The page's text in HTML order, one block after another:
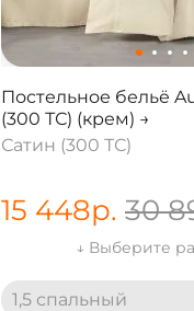
Постельное бельё
(300 ТС) (крем) →
Сатин (300 ТС)
15 448р. 30
↓ Выберите
1,5 спальный